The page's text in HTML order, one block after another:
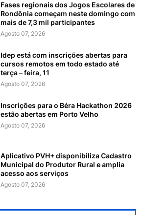
Fases regionais dos Jogos Escolares de
Rondônia começam neste domingo com
mais de 7,3 mil participantes
Agosto 07, 2026
Idep está com inscrições abertas para
cursos remotos em todo estado até
terça – feira, 11
Agosto 07, 2026
Inscrições para o Béra Hackathon 2026
estão abertas em Porto Velho
Agosto 07, 2026
Aplicativo PVH+ disponibiliza Cadastro
Municipal do Produtor Rural e amplia
acesso aos serviços
Agosto 07, 2026